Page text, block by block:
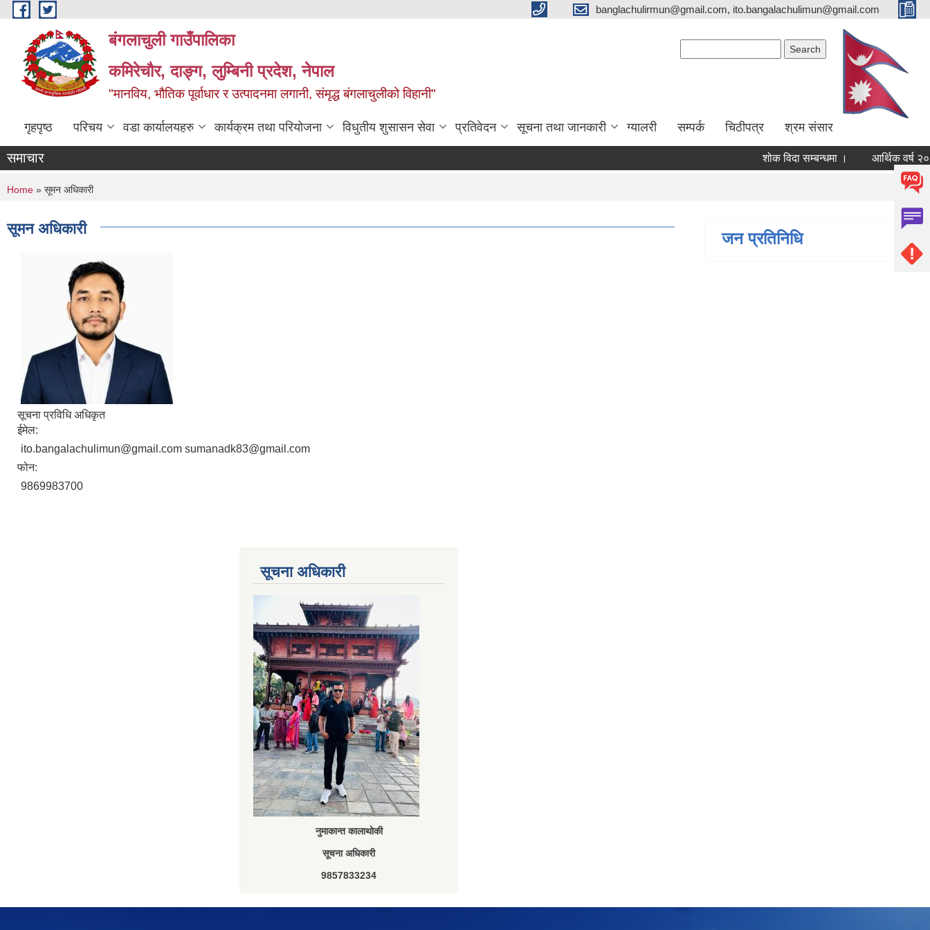
Skip to main content banglachulirmun@gmail.com, ito.bangalachulimun@gmail.com
बंगलाचुली गाउँपालिका
कमिरेचौर, दाङ्ग, लुम्बिनी प्रदेश, नेपाल
"मानविय, भौतिक पूर्वाधार र उत्पादनमा लगानी, संमृद्ध बंगलाचुलीको विहानी"
गृहपृष्ठ परिचय वडा कार्यालयहरु कार्यक्रम तथा परियोजना विधुतीय शुसासन सेवा प्रतिवेदन सूचना तथा जानकारी ग्यालरी सम्पर्क चिठीपत्र श्रम संसार
समाचार शोक विदा सम्बन्धमा । आर्थिक वर्ष
You are here
Home » सूमन अधिकारी
सूमन अधिकारी
सूचना प्रविधि अधिकृत
ईमेल:
ito.bangalachulimun@gmail.com sumanadk83@gmail.com
फोन:
9869983700
जन प्रतिनिधि
सूचना अधिकारी
नुमाकान्त कालाथोकी
सूचना अधिकारी
9857833234